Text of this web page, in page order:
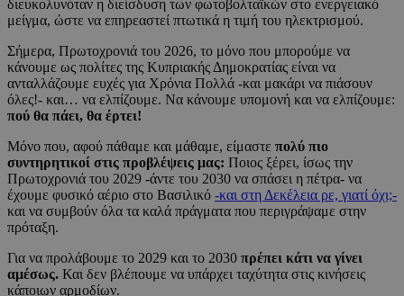
διευκολυνόταν η διείσδυση των φωτοβολταϊκών στο ενεργειακό
μείγμα, ώστε να επηρεαστεί πτωτικά η τιμή του ηλεκτρισμού.
Σήμερα, Πρωτοχρονιά του 2026, το μόνο που μπορούμε να
κάνουμε ως πολίτες της Κυπριακής Δημοκρατίας είναι να
ανταλλάζουμε ευχές για Χρόνια Πολλά -και μακάρι να πιάσουν
όλες!- και… να ελπίζουμε. Να κάνουμε υπομονή και να ελπίζουμε:
πού θα πάει, θα έρτει!
Μόνο που, αφού πάθαμε και μάθαμε, είμαστε πολύ πιο
συντηρητικοί στις προβλέψεις μας: Ποιος ξέρει, ίσως την
Πρωτοχρονιά του 2029 -άντε του 2030 να σπάσει η πέτρα- να
έχουμε φυσικό αέριο στο Βασιλικό -και στη Δεκέλεια ρε, γιατί όχι;-
και να συμβούν όλα τα καλά πράγματα που περιγράψαμε στην
πρόταξη.
Για να προλάβουμε το 2029 και το 2030 πρέπει κάτι να γίνει
αμέσως. Και δεν βλέπουμε να υπάρχει ταχύτητα στις κινήσεις
κάποιων αρμοδίων.